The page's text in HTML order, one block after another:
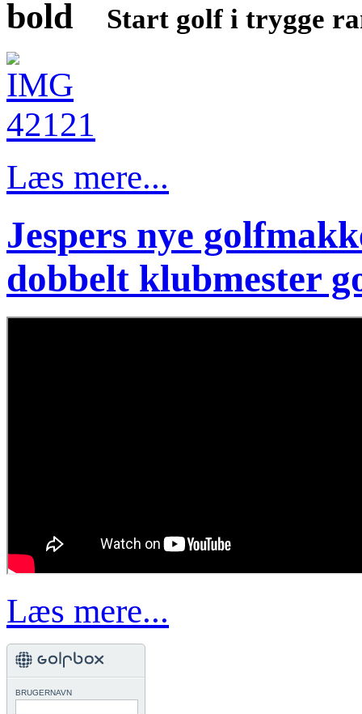
Start golf i trygge
Læs mere...
Jespers nye
dobbelt klubmester
Læs mere...
BRUGERNAVN